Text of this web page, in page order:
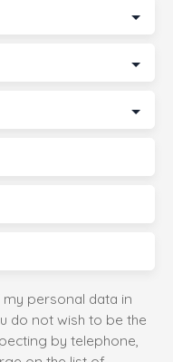
personal data in
do not wish to be the
by telephone,